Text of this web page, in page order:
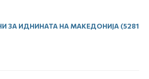
ЗА ИДНИНАТА НА МАКЕДОНИЈА (5281